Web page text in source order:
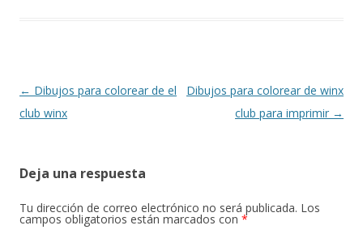
Navegación
de
← Dibujos para colorear de el
club winx
Dibujos para colorear de winx
club para imprimir →
Deja una respuesta
Tu dirección de correo electrónico no será publicada. Los
campos obligatorios están marcados con *